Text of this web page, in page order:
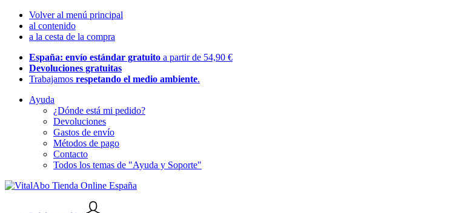
Volver al menú principal
al contenido
a la cesta de la compra
España: envío estándar gratuito a partir de 54,90 €
Devoluciones gratuitas
Trabajamos respetando el medio ambiente.
Ayuda
¿Dónde está mi pedido?
Devoluciones
Gastos de envío
Métodos de pago
Contacto
Todos los temas de "Ayuda y Soporte"